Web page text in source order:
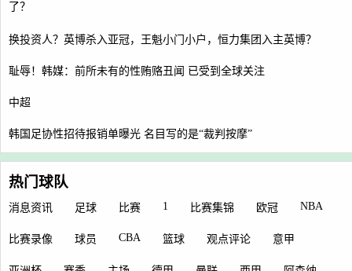
了？
换投资人？英博杀入亚冠，王魁小门小户，恒力集团入主英博？
耻辱！韩媒：前所未有的性贿赂丑闻 已受到全球关注
中超
韩国足协性招待报销单曝光 名目写的是“裁判按摩”
热门球队
消息资讯 足球 比赛 1 比赛集锦 欧冠 NBA
比赛录像 球员 CBA 篮球 观点评论 意甲